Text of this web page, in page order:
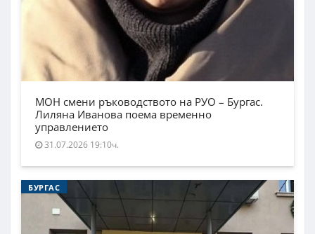
МОН смени ръководството на РУО – Бургас.
Лиляна Иванова поема временно
управлението
31.07.2026 19:10ч.
БУРГАС